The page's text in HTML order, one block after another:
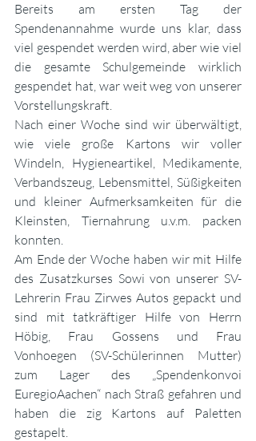
Bereits am ersten Tag der
Spendenannahme wurde uns klar, dass
viel gespendet werden wird, aber wie viel
die gesamte Schulgemeinde wirklich
gespendet hat, war weit weg von unserer
Vorstellungskraft.
Nach einer Woche sind wir überwältigt,
wie viele große Kartons wir voller
Windeln, Hygieneartikel, Medikamente,
Verbandszeug, Lebensmittel, Süßigkeiten
und kleiner Aufmerksamkeiten für die
Kleinsten, Tiernahrung u.v.m. packen
konnten.
Am Ende der Woche haben wir mit Hilfe
des Zusatzkurses Sowi von unserer SV-
Lehrerin Frau Zirwes Autos gepackt und
sind mit tatkräftiger Hilfe von Herrn
Höbig, Frau Gossens und Frau
Vonhoegen (SV-Schülerinnen Mutter)
zum Lager des „Spendenkonvoi
EuregioAachen“ nach Straß gefahren und
haben die zig Kartons auf Paletten
gestapelt.